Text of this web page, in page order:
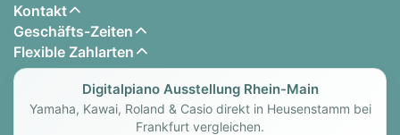
Kontakt
Geschäfts-Zeiten
Flexible Zahlarten
Digitalpiano Ausstellung Rhein-Main
Yamaha, Kawai, Roland & Casio direkt in Heusenstamm bei
Frankfurt vergleichen.